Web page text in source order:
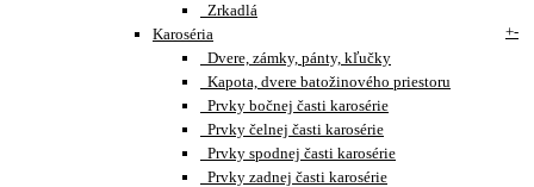
Zrkadlá
Karoséria
+-
Dvere, zámky, pánty, kľučky
Kapota, dvere batožinového priestoru
Prvky bočnej časti karosérie
Prvky čelnej časti karosérie
Prvky spodnej časti karosérie
Prvky zadnej časti karosérie